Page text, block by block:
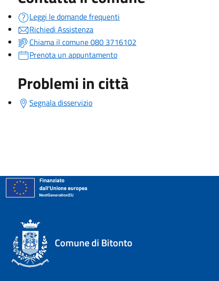
Leggi le domande frequenti
Richiedi Assistenza
Chiama il comune 080 3716102
Prenota un appuntamento
Problemi in città
Segnala disservizio
Comune di Bitonto